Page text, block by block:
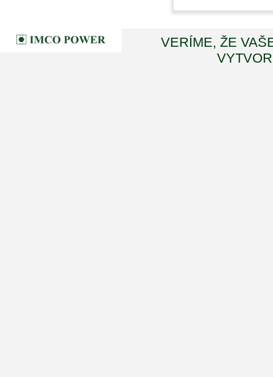
VERÍME, ŽE